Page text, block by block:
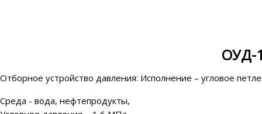
ОУД-
Отборное устройство давления: Исполнение – угловое
Среда - вода, нефтепродукты,